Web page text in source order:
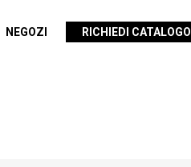
NEGOZI RICHIEDI CATALOGO